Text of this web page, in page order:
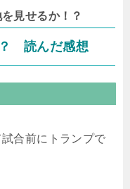
見せるか！？
読んだ感想
合前にトランプで